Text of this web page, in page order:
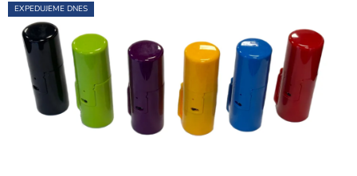
5,0
hvězdiček.
EXPEDUJEME DNES